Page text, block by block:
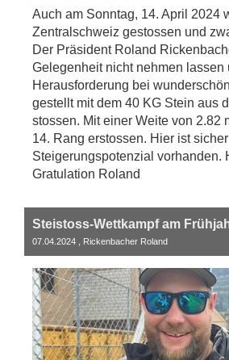
Auch am Sonntag, 14. April 2024
Zentralschweiz gestossen und
Der Präsident Roland
Gelegenheit nicht nehmen lassen
Herausforderung bei
gestellt mit dem 40 KG Stein aus
stossen. Mit einer Weite von 2.82
14. Rang erstossen. Hier ist
Steigerungspotenzial vorhanden.
Gratulation Roland
07.04.2024 , Rickenbacher Roland